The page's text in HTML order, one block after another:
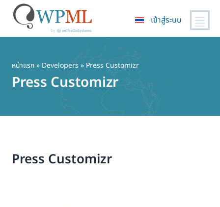
เนื้อหา
หลัก
เข้าสู่ระบบ
หน้าแรก» Developers » Press Customizr
Press Customizr
Press Customizr